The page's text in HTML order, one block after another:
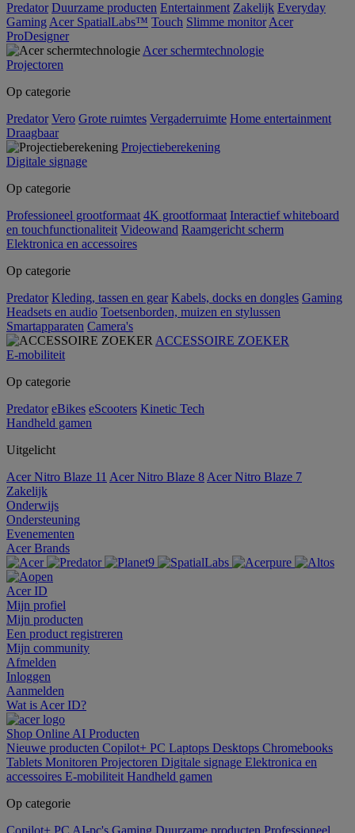
Predator Duurzame producten Entertainment Zakelijk Everyday
Gaming Acer SpatialLabs™ Touch Slimme monitor Acer
ProDesigner
Acer schermtechnologie
Projectoren
Op categorie
Predator Vero Grote ruimtes Vergaderruimte Home entertainment
Draagbaar
Projectieberekening
Digitale signage
Op categorie
Professioneel grootformaat 4K grootformaat Interactief whiteboard
en touchfunctionaliteit Videowand Raamgericht scherm
Elektronica en accessoires
Op categorie
Predator Kleding, tassen en gear Kabels, docks en dongles Gaming
Headsets en audio Toetsenborden, muizen en stylussen
Smartapparaten Camera's
ACCESSOIRE ZOEKER
E-mobiliteit
Op categorie
Predator eBikes eScooters Kinetic Tech
Handheld gamen
Uitgelicht
Acer Nitro Blaze 11 Acer Nitro Blaze 8 Acer Nitro Blaze 7
Zakelijk
Onderwijs
Ondersteuning
Evenementen
Acer Brands
Acer ID
Mijn profiel
Mijn producten
Een product registreren
Mijn community
Afmelden
Inloggen
Aanmelden
Wat is Acer ID?
Shop Online AI Producten
Nieuwe producten Copilot+ PC Laptops Desktops Chromebooks
Tablets Monitoren Projectoren Digitale signage Elektronica en
accessoires E-mobiliteit Handheld gamen
Op categorie
Copilot+ PC AI-pc's Gaming Duurzame producten Professioneel